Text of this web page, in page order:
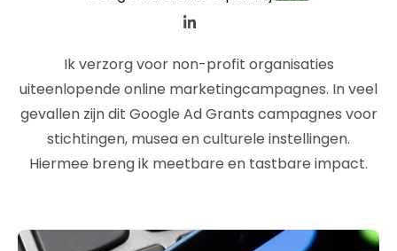
Ik verzorg voor non-profit organisaties
uiteenlopende online marketingcampagnes. In veel
gevallen zijn dit Google Ad Grants campagnes voor
stichtingen, musea en culturele instellingen.
Hiermee breng ik meetbare en tastbare impact.